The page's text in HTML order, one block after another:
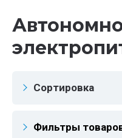
Сортировка
Фильтры